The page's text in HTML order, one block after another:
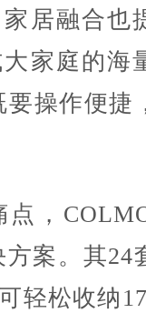
居融合也
家庭的海
操作便捷
，
案。其24
轻松收纳